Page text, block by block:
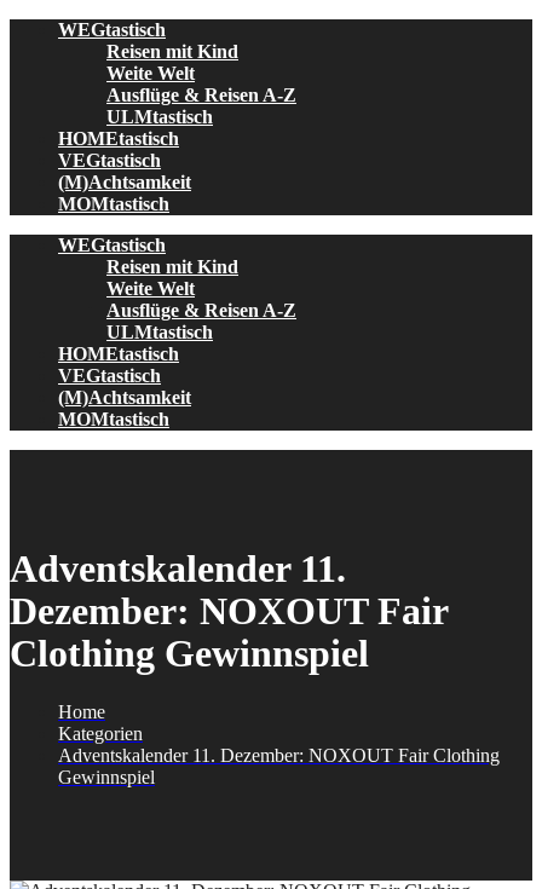
WEGtastisch
Reisen mit Kind
Weite Welt
Ausflüge & Reisen A-Z
ULMtastisch
HOMEtastisch
VEGtastisch
(M)Achtsamkeit
MOMtastisch
WEGtastisch
Reisen mit Kind
Weite Welt
Ausflüge & Reisen A-Z
ULMtastisch
HOMEtastisch
VEGtastisch
(M)Achtsamkeit
MOMtastisch
Adventskalender 11.
Dezember: NOXOUT Fair
Clothing Gewinnspiel
Home
Kategorien
Adventskalender 11. Dezember: NOXOUT Fair Clothing
Gewinnspiel